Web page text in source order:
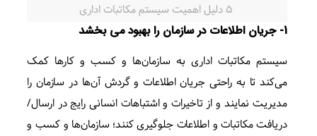
5 دلیل اهمیت سیستم مکاتبات اداری
1- جریان اطلاعات در سازمان را بهبود می بخشد
سیستم مکاتبات اداری به سازمان‌ها و کسب و کارها کمک
می‌کند تا به راحتی جریان اطلاعات و گردش آن‌ها در سازمان را
مدیریت نمایند و از تاخیرات و اشتباهات انسانی رایج در ارسال/
دریافت مکاتبات و اطلاعات جلوگیری کنند؛ سازمان‌ها و کسب و